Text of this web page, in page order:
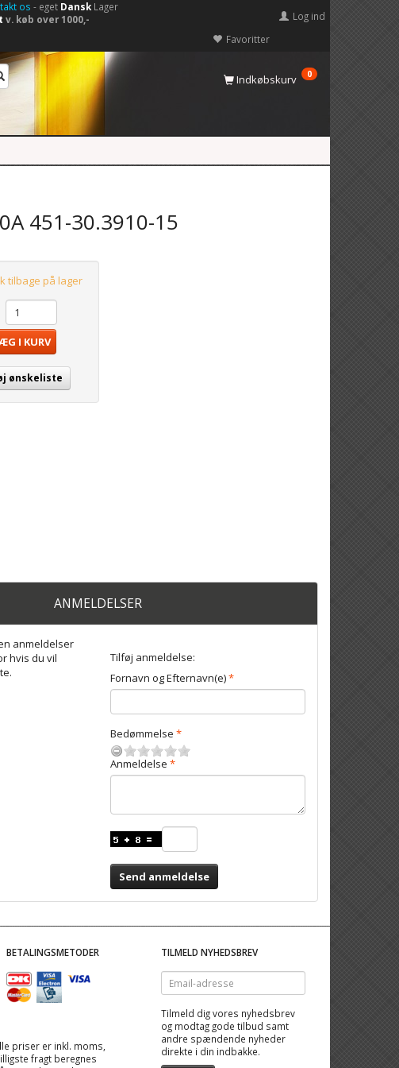
os - eget DanskLager
v. køb over 1000,-
Favoritter
Log ind
Indkøbskurv 0
451-30.3910-15
tilbage på lager
I KURV
ønskeliste
ANMELDELSER
anmeldelser
hvis du vil
Tilføj anmeldelse:
Fornavn og Efternavn(e)
Bedømmelse
Anmeldelse
Send anmeldelse
BETALINGSMETODER
priser er inkl. moms,
fragt beregnes
TILMELD NYHEDSBREV
Email-
adresse
Tilmeld dig vores nyhedsbrev
og modtag gode tilbud samt
andre spændende nyheder
direkte i din indbakke.